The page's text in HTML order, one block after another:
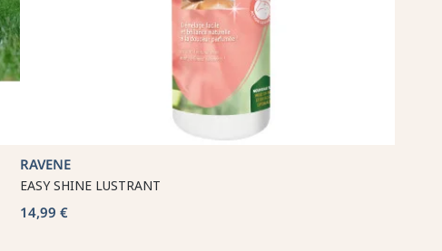
RAVENE
EASY SHINE LUSTRANT
14,99 €